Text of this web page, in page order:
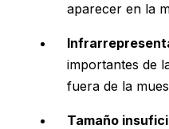
aparecer en la
importantes de
fuera de la
Tamaño